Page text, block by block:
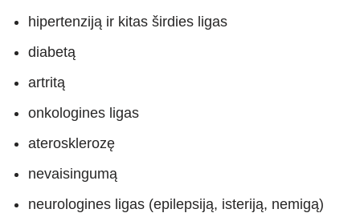
hipertenziją ir kitas širdies ligas
diabetą
artritą
onkologines ligas
aterosklerozę
nevaisingumą
neurologines ligas (epilepsiją, isteriją, nemigą)